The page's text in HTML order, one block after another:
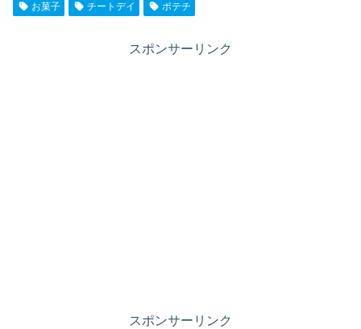
お菓子 チートデイ ポテチ
スポンサーリンク
スポンサーリンク